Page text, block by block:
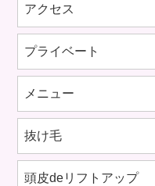
アクセス
プライベート
メニュー
抜け毛
頭皮deリフトアップ